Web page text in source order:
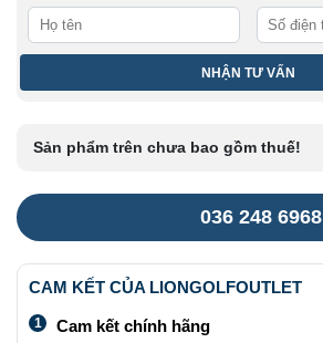
Sản phẩm trên chưa bao gồm thuế!
036 248 6968
CAM KẾT CỦA LIONGOLFOUTLET
1 Cam kết chính hãng